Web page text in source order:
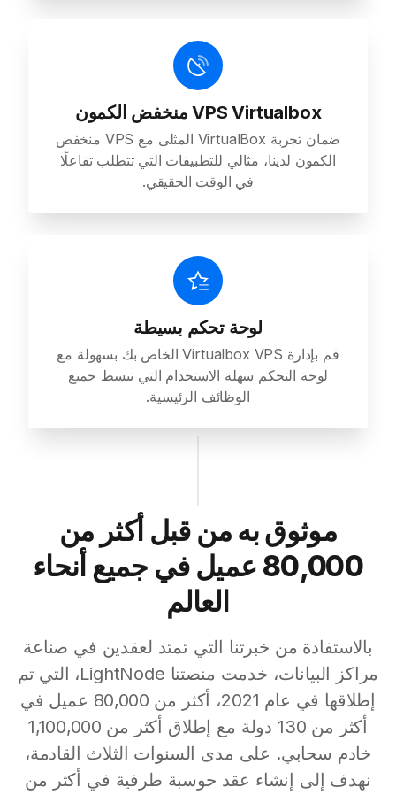
VPS Virtualbox منخفض الكمون
ضمان تجربة VirtualBox المثلى مع VPS منخفض
الكمون لدينا، مثالي للتطبيقات التي تتطلب تفاعلًا
في الوقت الحقيقي.
لوحة تحكم بسيطة
قم بإدارة Virtualbox VPS الخاص بك بسهولة مع
لوحة التحكم سهلة الاستخدام التي تبسط جميع
الوظائف الرئيسية.
موثوق به من قبل أكثر من
80,000 عميل في جميع أنحاء
العالم
بالاستفادة من خبرتنا التي تمتد لعقدين في صناعة
مراكز البيانات، خدمت منصتنا LightNode، التي تم
إطلاقها في عام 2021، أكثر من 80,000 عميل في
أكثر من 130 دولة مع إطلاق أكثر من 1,100,000
خادم سحابي. على مدى السنوات الثلاث القادمة،
نهدف إلى إنشاء عقد حوسبة طرفية في أكثر من